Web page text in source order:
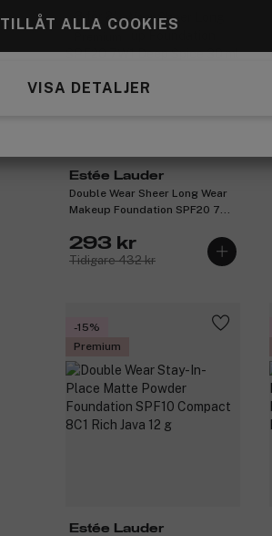
TILLÅT ALLA COOKIES
VISA DETALJER
3 för 2
Estée Lauder
Double Wear Sheer Long Wear
Makeup Foundation SPF20 7W1
293 kr
Tidigare 432 kr
-15%
Premium
Estée Lauder